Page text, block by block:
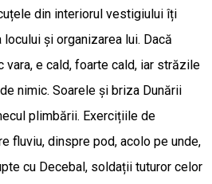
din interiorul vestigiului îți
și organizarea lui. Dacă
e cald, foarte cald, iar străzile
nimic. Soarele și briza Dunării
plimbării. Exercițiile de
fluviu, dinspre pod, acolo pe unde,
cu Decebal, soldații tuturor celor